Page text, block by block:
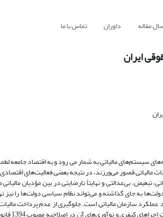
مقاله داوران تماس با ما
ایران
سیستم‌های مالیاتی به شمار می رود و به اقتصاد جامعه
قصور می‌ورزند، در نتیجه بعضی فعالیت‌های
بی‌عدالتی و نهایتاً نارضایتی در بین مؤدیان
به جای گذاشته و می‌تواند نظام سیاسی دولت‌ها را نیز
سازمان مالیاتی است. جلوگیری از عدم پرداخت